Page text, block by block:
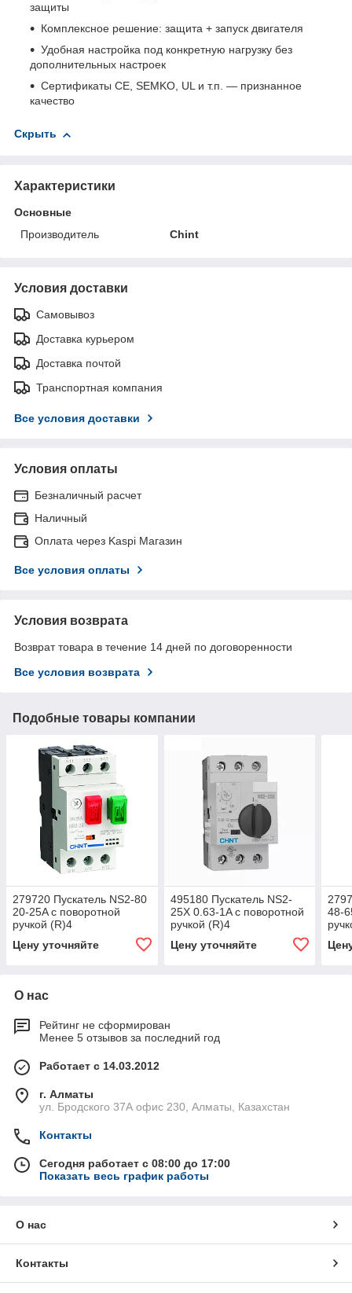
защиты
Комплексное решение: защита + запуск двигателя
Удобная настройка под конкретную нагрузку без
дополнительных настроек
Сертификаты CE, SEMKO, UL и т.п. — признанное
качество
Скрыть
Характеристики
Основные
Производитель
Chint
Условия доставки
Самовывоз
Доставка курьером
Доставка почтой
Транспортная компания
Все условия доставки
Условия оплаты
Безналичный расчет
Наличный
Оплата через Kaspi Магазин
Все условия оплаты
Условия возврата
Возврат товара в течение 14 дней по договоренности
Все условия возврата
Подобные товары компании
279720 Пускатель NS2-80
20-25A с поворотной
ручкой (R)4
Цену уточняйте
495180 Пускатель NS2-
25X 0.63-1A с поворотной
ручкой (R)4
Цену уточняйте
48-
О нас
Рейтинг не сформирован
Менее 5 отзывов за последний год
Работает с 14.03.2012
г. Алматы
ул. Бродского 37А офис 230, Алматы, Казахстан
Контакты
Сегодня работает с 08:00 до 17:00
Показать весь график работы
О нас
Контакты